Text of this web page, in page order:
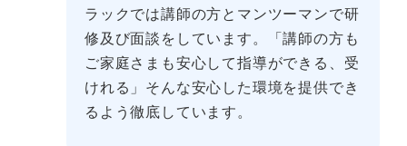
ラックでは講師の方とマンツーマンで研
修及び面談をしています。「講師の方も
ご家庭さまも安心して指導ができる、受
けれる」そんな安心した環境を提供でき
るよう徹底しています。